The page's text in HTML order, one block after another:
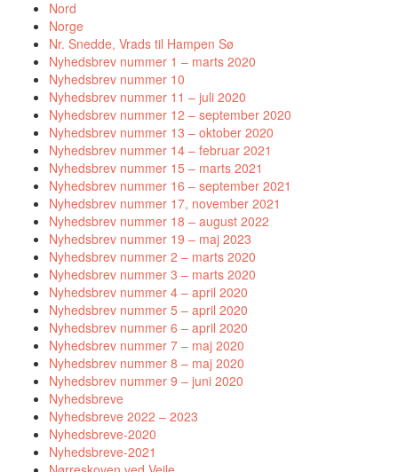
Nord
Norge
Nr. Snedde, Vrads til Hampen Sø
Nyhedsbrev nummer 1 – marts 2020
Nyhedsbrev nummer 10
Nyhedsbrev nummer 11 – juli 2020
Nyhedsbrev nummer 12 – september 2020
Nyhedsbrev nummer 13 – oktober 2020
Nyhedsbrev nummer 14 – februar 2021
Nyhedsbrev nummer 15 – marts 2021
Nyhedsbrev nummer 16 – september 2021
Nyhedsbrev nummer 17, november 2021
Nyhedsbrev nummer 18 – august 2022
Nyhedsbrev nummer 19 – maj 2023
Nyhedsbrev nummer 2 – marts 2020
Nyhedsbrev nummer 3 – marts 2020
Nyhedsbrev nummer 4 – april 2020
Nyhedsbrev nummer 5 – april 2020
Nyhedsbrev nummer 6 – april 2020
Nyhedsbrev nummer 7 – maj 2020
Nyhedsbrev nummer 8 – maj 2020
Nyhedsbrev nummer 9 – juni 2020
Nyhedsbreve
Nyhedsbreve 2022 – 2023
Nyhedsbreve-2020
Nyhedsbreve-2021